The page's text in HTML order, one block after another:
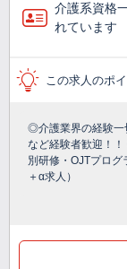
介護系資格
れています
この求人のポ
◎介護業界の経験一
など経験者歓迎！
別研修・OJTプロ
＋α求人）